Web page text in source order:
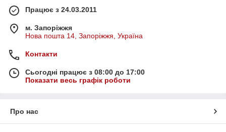
Працює з 24.03.2011
м. Запоріжжя
Нова пошта 14, Запоріжжя, Україна
Контакти
Сьогодні працює з 08:00 до 17:00
Показати весь графік роботи
Про нас